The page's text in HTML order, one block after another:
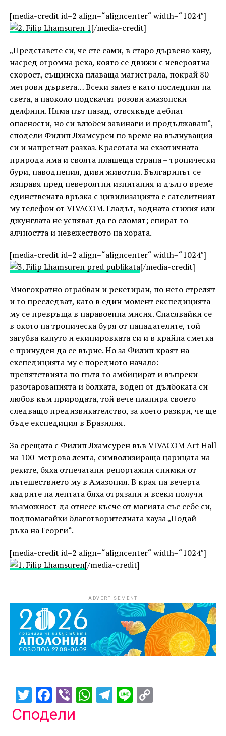
[media-credit id=2 align=“aligncenter“ width=“1024″]
[/media-credit]
„Представете си, че сте сами, в старо дървено кану,
насред огромна река, която се движи с невероятна
скорост, същинска плаваща магистрала, покрай 80-
метрови дървета… Всеки залез е като последния на
света, а наоколо подскачат розови амазонски
делфини. Няма път назад, отвсякъде дебнат
опасности, но си влюбен завинаги и продължаваш“,
сподели Филип Лхамсурен по време на вълнуващия
си и напрегнат разказ. Красотата на екзотичната
природа има и своята плашеща страна – тропически
бури, наводнения, диви животни. Българинът се
изправя пред невероятни изпитания и дълго време
единствената връзка с цивилизацията е сателитният
му телефон от VIVACOM. Гладът, водната стихия или
джунглата не успяват да го сломят; спират го
алчността и невежеството на хората.
[media-credit id=2 align=“aligncenter“ width=“1024″]
[/media-credit]
Многократно ограбван и рекетиран, по него стрелят
и го преследват, като в един момент експедицията
му се превръща в паравоенна мисия. Спасявайки се
в окото на тропическа буря от нападателите, той
загубва кануто и екипировката си и в крайна сметка
е принуден да се върне. Но за Филип краят на
експедицията му е поредното начало:
препятствията по пътя го амбицират и въпреки
разочарованията и болката, воден от дълбоката си
любов към природата, той вече планира своето
следващо предизвикателство, за което разкри, че ще
бъде експедиция в Бразилия.
За срещата с Филип Лхамсурен във VIVACOM Art Hall
на 100-метрова лента, символизираща царицата на
реките, бяха отпечатани репортажни снимки от
пътешествието му в Амазония. В края на вечерта
кадрите на лентата бяха отрязани и всеки получи
възможност да отнесе късче от магията със себе си,
подпомагайки благотворителната кауза „Подай
ръка на Георги“.
[media-credit id=2 align=“aligncenter“ width=“1024″]
[/media-credit]
ADVERTISEMENT
Twitter
Facebook
ViberWhatsApp
Telegram
LineCopy
Сподели